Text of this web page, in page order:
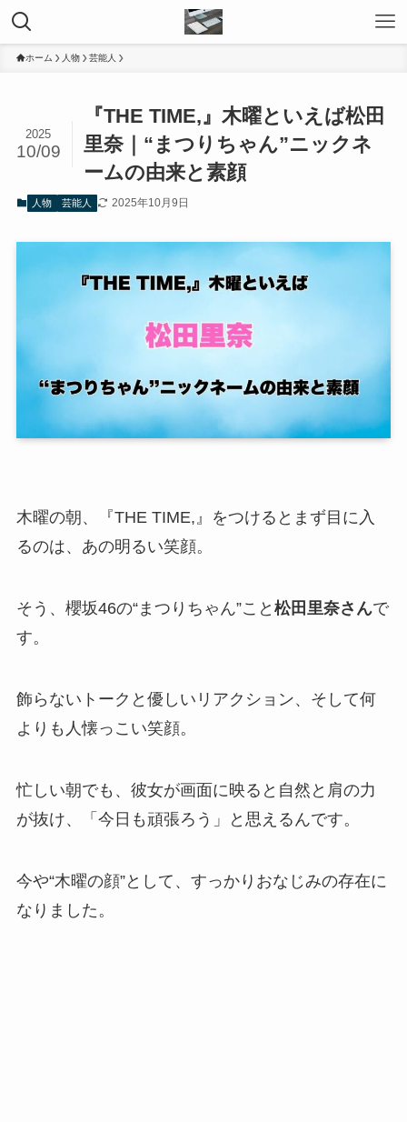
ホーム 人物 芸能人
『THE TIME,』木曜といえば松田
里奈｜“まつりちゃん”ニックネ
ームの由来と素顔
2025
10/09
人物 芸能人 2025年10月9日
木曜の朝、『THE TIME,』をつけるとまず目に入
るのは、あの明るい笑顔。
そう、櫻坂46の“まつりちゃん”こと 松田里奈さんで
す。
飾らないトークと優しいリアクション、そして何
よりも人懐っこい笑顔。
忙しい朝でも、彼女が画面に映ると自然と肩の力
が抜け、「今日も頑張ろう」と思えるんです。
今や“木曜の顔”として、すっかりおなじみの存在に
なりました。